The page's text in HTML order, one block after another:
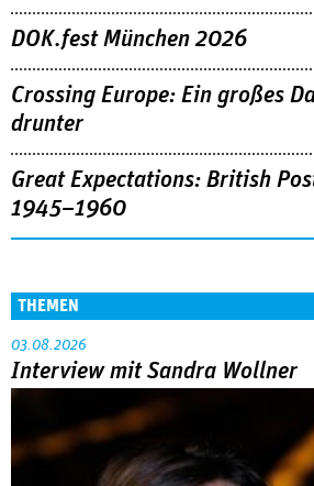
DOK.fest München 2026
Crossing Europe: Ein großes
drunter
Great Expectations: British
1945–1960
THEMEN
03.08.2026
Interview mit Sandra Wollner